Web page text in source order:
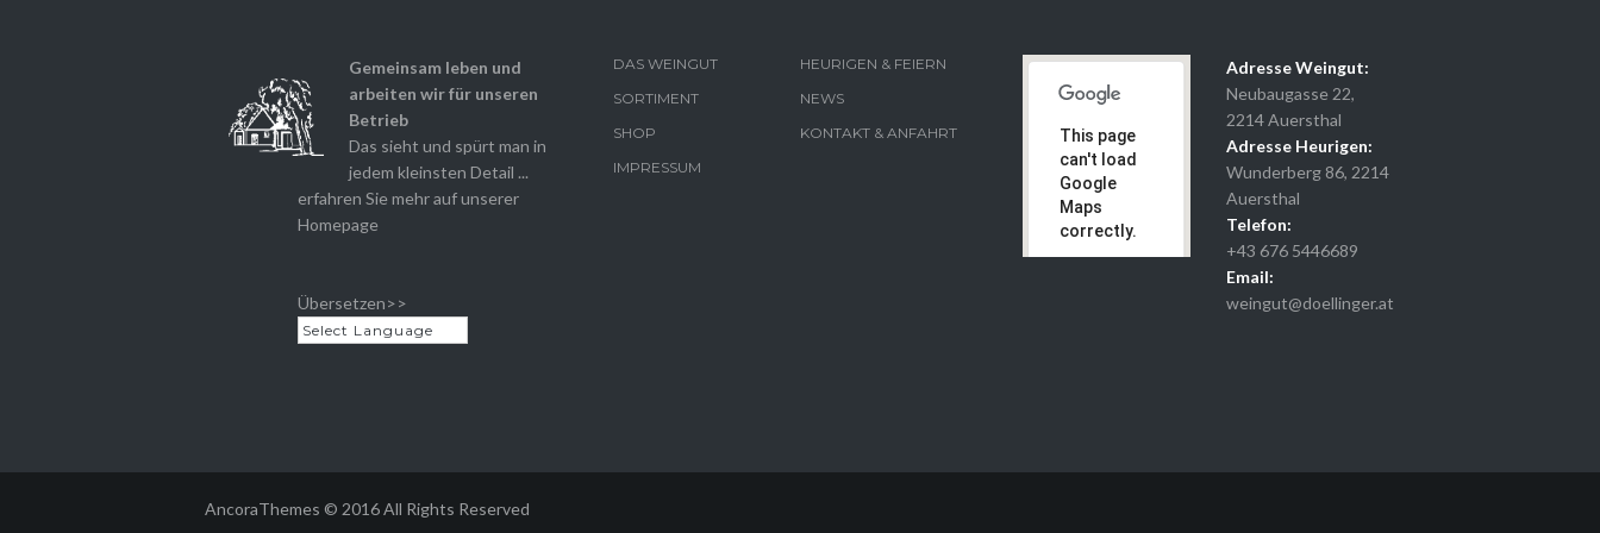
Gemeinsam leben und
arbeiten wir für unseren
Betrieb
Das sieht und spürt man in
jedem kleinsten Detail ...
erfahren Sie mehr auf unserer
Homepage
Übersetzen>>
DAS WEINGUT
HEURIGEN & FEIERN
SORTIMENT
NEWS
SHOP
KONTAKT & ANFAHRT
IMPRESSUM
This page
can't load
Google
Maps
correctly.
Adresse Weingut:
Neubaugasse 22,
2214 Auersthal
Adresse Heurigen:
Wunderberg 86, 2214
Auersthal
Telefon:
+43 676 5446689
Email:
weingut@doellinger.at
AncoraThemes © 2016 All Rights Reserved